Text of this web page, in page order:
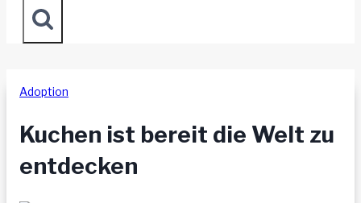
Adoption
Kuchen ist bereit die Welt zu
entdecken